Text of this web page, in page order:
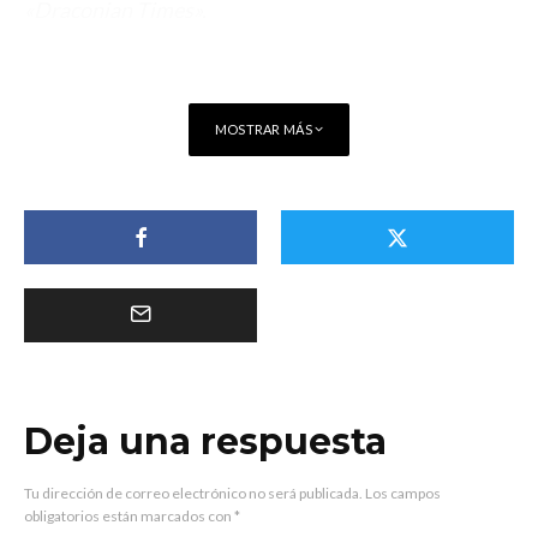
MOSTRAR MÁS
Deja una respuesta
Tu dirección de correo electrónico no será publicada. Los campos
obligatorios están marcados con *